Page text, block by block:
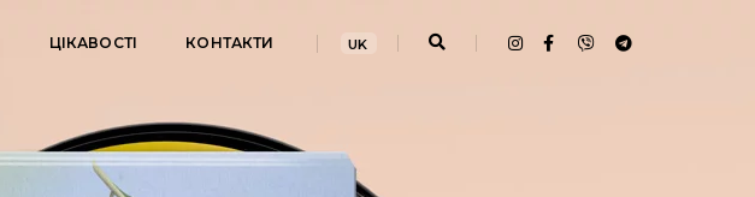
ЦІКАВОСТІ КОНТАКТИ UK